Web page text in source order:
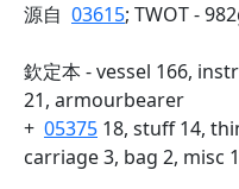
源自 03615; TWOT -
欽定本 - vessel 166,
21, armourbearer
+ 05375 18, stuff 14,
carriage 3, bag 2, misc